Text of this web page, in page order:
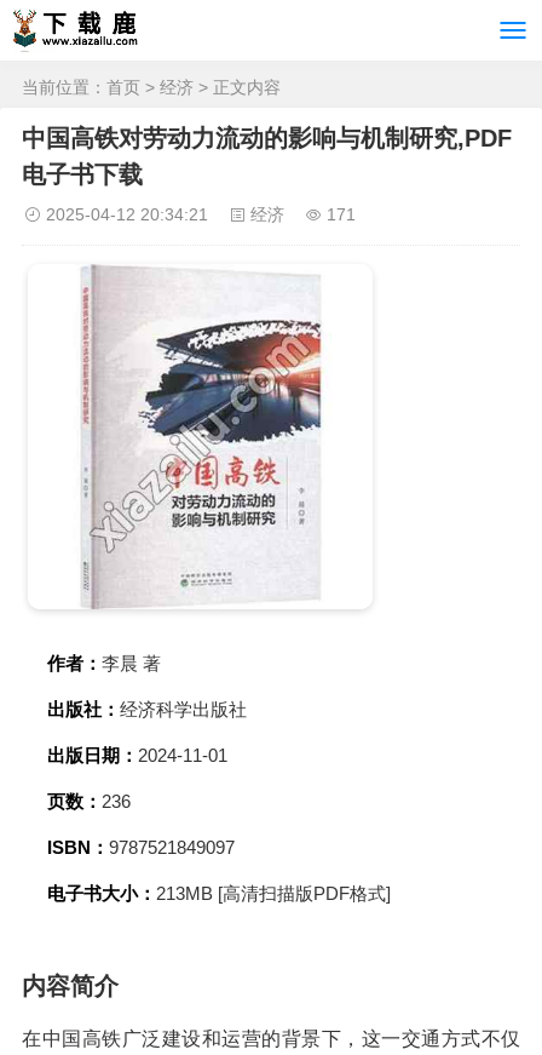
当前位置： 首页 > 经济 > 正文内容
中国高铁对劳动力流动的影响与机制研究,PDF
电子书下载
2025-04-12 20:34:21 经济 171
作者： 李晨 著
出版社： 经济科学出版社
出版日期： 2024-11-01
页数： 236
ISBN： 9787521849097
电子书大小： 213MB [高清扫描版PDF格式]
内容简介
在中国高铁广泛建设和运营的背景下，这一交通方式不仅